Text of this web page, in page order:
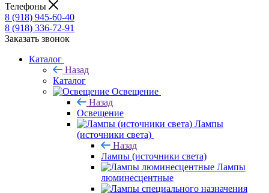
Телефоны
8 (918) 945-60-40
8 (918) 336-72-91
Заказать звонок
Каталог
Назад
Каталог
Освещение
Назад
Освещение
Лампы
(источники света)
Назад
Лампы (источники света)
Лампы
люминесцентные